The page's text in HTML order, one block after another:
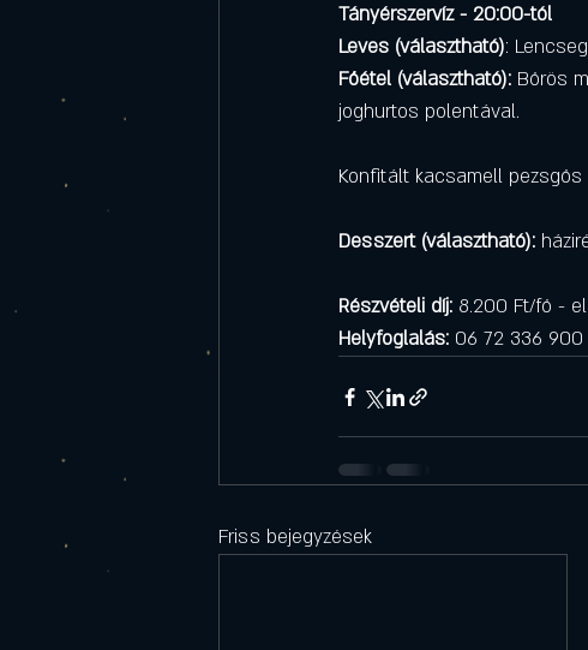
Tányérszervíz - 20:00-tól
Leves (választható):
Főétel (választható): Bőrös
joghurtos polentával.
Konfitált kacsamell
Desszert (választható):
Részvételi díj: 8.200 Ft/fő -
Helyfoglalás: 06 72 336
Friss bejegyzések